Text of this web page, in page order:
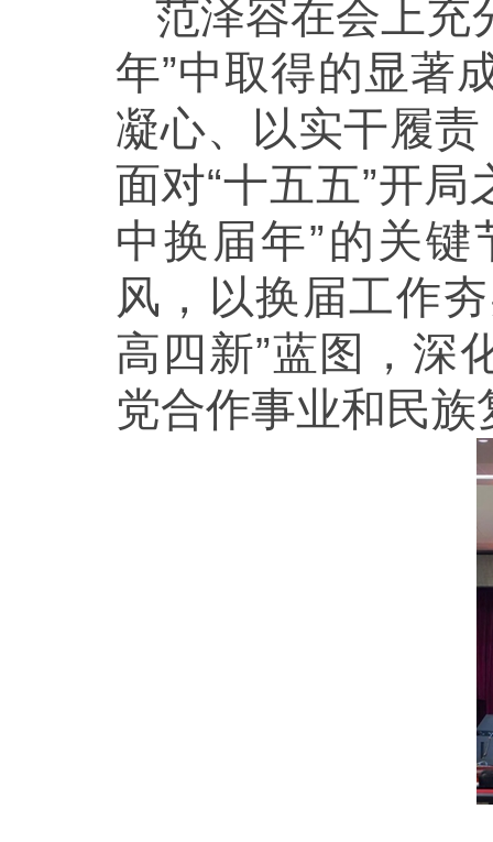
范泽容在会上充
年”中取得的显著
凝心、以实干履
面对“十五五”开
中换届年”的关
风，以换届工作
高四新”蓝图，深
党合作事业和民